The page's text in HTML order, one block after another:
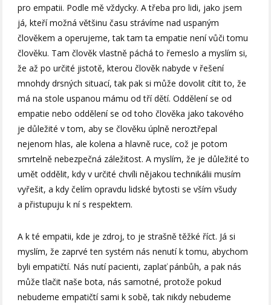
pro empatii. Podle mě vždycky. A třeba pro lidi, jako jsem
já, kteří možná většinu času strávíme nad uspaným
člověkem a operujeme, tak tam ta empatie není vůči tomu
člověku. Tam člověk vlastně páchá to řemeslo a myslím si,
že až po určité jistotě, kterou člověk nabyde v řešení
mnohdy drsných situací, tak pak si může dovolit cítit to, že
má na stole uspanou mámu od tří dětí. Oddělení se od
empatie nebo oddělení se od toho člověka jako takového
je důležité v tom, aby se člověku úplně neroztřepal
nejenom hlas, ale kolena a hlavně ruce, což je potom
smrtelně nebezpečná záležitost. A myslím, že je důležité to
umět oddělit, kdy v určité chvíli nějakou technikálii musím
vyřešit, a kdy čelím opravdu lidské bytosti se vším všudy
a přistupuju k ní s respektem.
A k té empatii, kde je zdroj, to je strašně těžké říct. Já si
myslím, že zaprvé ten systém nás nenutí k tomu, abychom
byli empatičtí. Nás nutí pacienti, zaplať pánbůh, a pak nás
může tlačit naše bota, nás samotné, protože pokud
nebudeme empatičtí sami k sobě, tak nikdy nebudeme